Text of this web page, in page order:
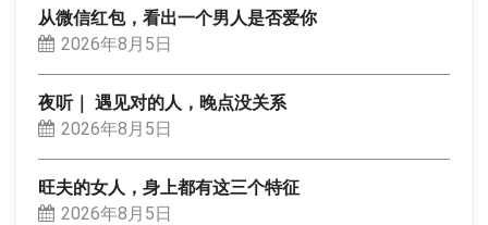
从微信红包，看出一个男人是否爱你
2026年8月5日
夜听｜ 遇见对的人，晚点没关系
2026年8月5日
旺夫的女人，身上都有这三个特征
2026年8月5日